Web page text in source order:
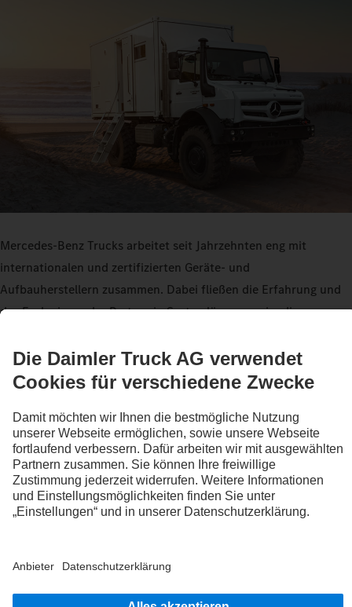
Mercedes-Benz Trucks arbeitet seit Jahrzehnten eng mit
internationalen und zertifizierten Geräte- und
Aufbauherstellern zusammen. Dabei fließen die Erfahrung und
das Fachwissen der Partner in Systemlösungen ein, die genau
Die enge Zusammenarbeit hat einen klaren Fokus: deine
Aufbaulösungen, sondern auch um grundlegende
Fahrzeugeigenschaften. Denn das beste Ergebnis für dich
entsteht, wenn alle Hand in Hand arbeiten.
Mehr erfahren